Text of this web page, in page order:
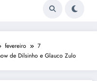
fevereiro
7
de Dilsinho e Glauco Zulo